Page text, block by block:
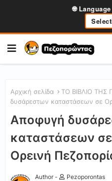
🌐
Αρχική σελίδα ΤΟ ΒΙΒΛΙΟ ΤΗΣ
δυσάρεστων καταστάσεων σε
Αποφυγή
καταστάσεων σε
Ορεινή
Author - Pezoporontas